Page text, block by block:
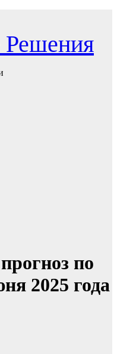
Решения
по
2025 года